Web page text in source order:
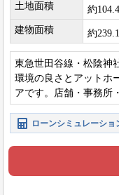
土地面積
約
建物面積 約
東急世田谷線・松陰神
環境の良さとアットホ
アです。店舗・事務所
を取り込めます。
ローンシミュレーショ